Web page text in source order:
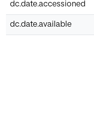
dc.date.accessioned
dc.date.available